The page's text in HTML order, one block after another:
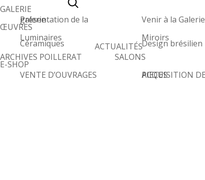
GALERIE
Présentation de la galerie
Venir à la Galerie
ŒUVRES
Luminaires
Miroirs
Céramiques
Design brésilien
ARCHIVES POILLERAT
ACTUALITÉS
SALONS
E-SHOP
VENTE D’OUVRAGES
ACQUISITION DE PIECES